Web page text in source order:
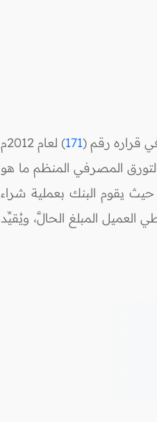
قراره رقم (171
) لعام 2012م
المصرفي المنظم ما هو
يقوم البنك بعملية شراء
العميل المبلغ الحالَّ، ويُقيِّد